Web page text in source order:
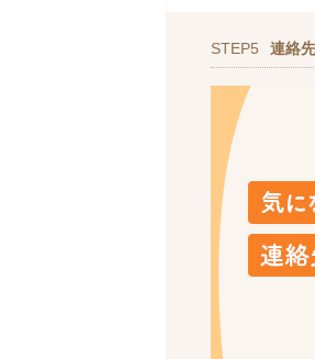
STEP5 連絡